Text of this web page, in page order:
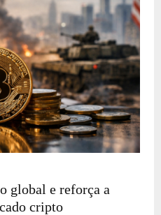
global e reforça a
cripto